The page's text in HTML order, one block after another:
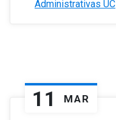
Administrativas UC
11 MAR